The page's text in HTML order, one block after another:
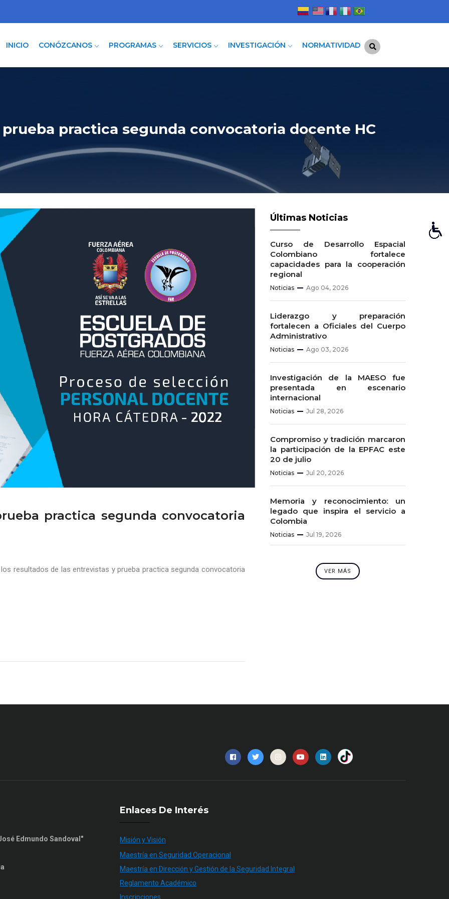
INICIO CONÓZCANOS PROGRAMAS SERVICIOS INVESTIGACIÓN NORMATIVIDAD
practica segunda convocatoria docente HC
practica segunda convocatoria
resultados de las entrevistas y prueba practica segunda convocatoria
Últimas Noticias
Curso de Desarrollo Espacial
Colombiano fortalece
capacidades para la cooperación
regional
Noticias Ago 04, 2026
Liderazgo y preparación
fortalecen a Oficiales del Cuerpo
Administrativo
Noticias Ago 03, 2026
Investigación de la MAESO fue
presentada en escenario
internacional
Noticias Jul 28, 2026
Compromiso y tradición marcaron
la participación de la EPFAC este
20 de julio
Noticias Jul 20, 2026
Memoria y reconocimiento: un
legado que inspira el servicio a
Colombia
Noticias Jul 19, 2026
VER MÁS
Edmundo Sandoval"
Enlaces De Interés
Misión y Visión
Maestría en Seguridad Operacional
Maestría en Dirección y Gestión de la Seguridad Integral
Reglamento Académico
Inscripciones